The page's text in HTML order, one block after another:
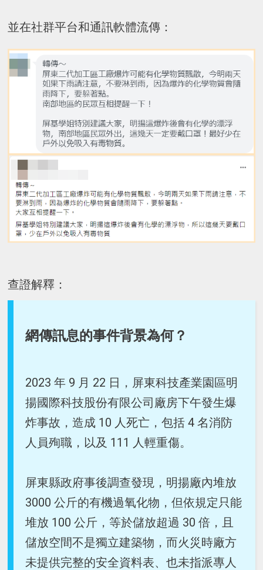
並在社群平台和通訊軟體流傳：
查證解釋：
網傳訊息的事件背景為何？
2023 年 9 月 22 日，屏東科技產業園區明
揚國際科技股份有限公司廠房下午發生爆
炸事故，造成 10 人死亡，包括 4 名消防
人員殉職，以及 111 人輕重傷。
屏東縣政府事後調查發現，明揚廠內堆放
3000 公斤的有機過氧化物，但依規定只能
堆放 100 公斤，等於儲放超過 30 倍，且
儲放空間不是獨立建築物，而火災時廠方
未提供完整的安全資料表、也未指派專人